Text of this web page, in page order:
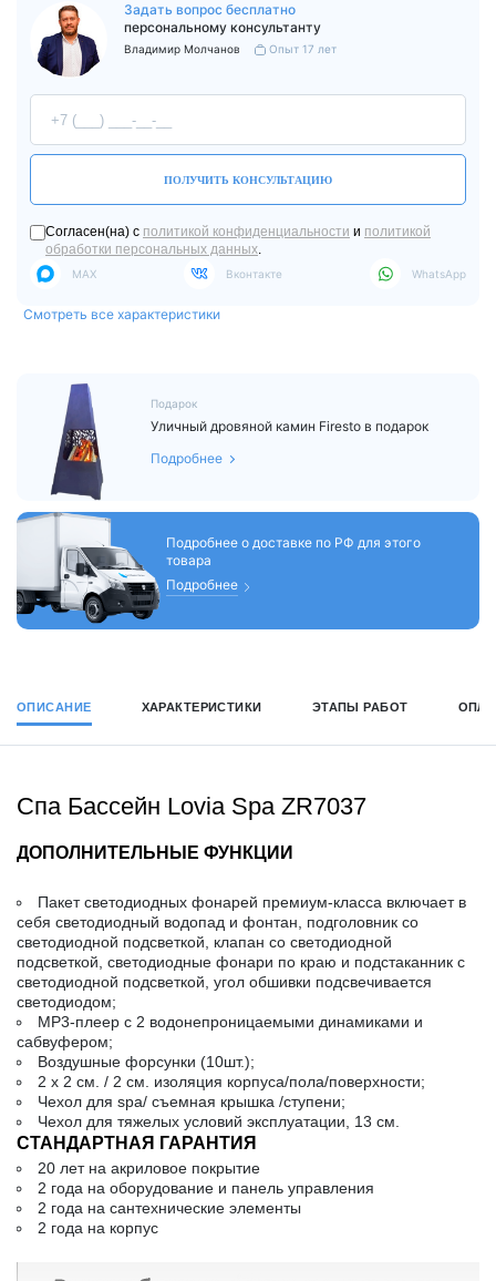
Задать вопрос бесплатно
персональному консультанту
Владимир Молчанов Опыт 17 лет
ПОЛУЧИТЬ КОНСУЛЬТАЦИЮ
Согласен(на) с политикой конфиденциальности и политикой
обработки персональных данных.
MAX Вконтакте WhatsApp
Смотреть все характеристики
Подарок
Уличный дровяной камин Firesto в подарок
Подробнее
Подробнее о доставке по РФ для этого
товара
Подробнее
ОПИСАНИЕ ХАРАКТЕРИСТИКИ ЭТАПЫ РАБОТ
Спа Бассейн Lovia Spa ZR7037
ДОПОЛНИТЕЛЬНЫЕ ФУНКЦИИ
Пакет светодиодных фонарей премиум-класса включает в
себя светодиодный водопад и фонтан, подголовник со
светодиодной подсветкой, клапан со светодиодной
подсветкой, светодиодные фонари по краю и подстаканник с
светодиодной подсветкой, угол обшивки подсвечивается
светодиодом;
MP3-плеер с 2 водонепроницаемыми динамиками и
сабвуфером;
Воздушные форсунки (10шт.);
2 х 2 см. / 2 см. изоляция корпуса/пола/поверхности;
Чехол для spa/ съемная крышка /ступени;
Чехол для тяжелых условий эксплуатации, 13 см.
СТАНДАРТНАЯ ГАРАНТИЯ
20 лет на акриловое покрытие
2 года на оборудование и панель управления
2 года на сантехнические элементы
2 года на корпус